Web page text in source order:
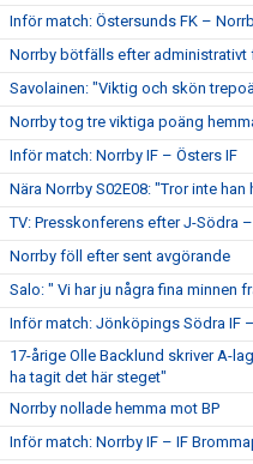
Inför match: Östersunds FK –
Norrby bötfälls efter administrativt
Savolainen: "Viktig och skön
Norrby tog tre viktiga poäng
Inför match: Norrby IF – Östers IF
Nära Norrby S02E08: "Tror inte
TV: Presskonferens efter J-Södra
Norrby föll efter sent avgörande
Salo: " Vi har ju några fina minnen
Inför match: Jönköpings Södra IF
17-årige Olle Backlund skriver A-
ha tagit det här steget"
Norrby nollade hemma mot BP
Inför match: Norrby IF – IF